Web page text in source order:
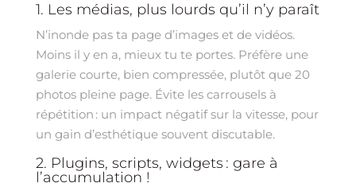
1. Les médias, plus lourds qu’il n’y paraît
N’inonde pas ta page d’images et de vidéos.
Moins il y en a, mieux tu te portes. Préfère une
galerie courte, bien compressée, plutôt que 20
photos pleine page. Évite les carrousels à
répétition : un impact négatif sur la vitesse, pour
un gain d’esthétique souvent discutable.
2. Plugins, scripts, widgets : gare à
l’accumulation !